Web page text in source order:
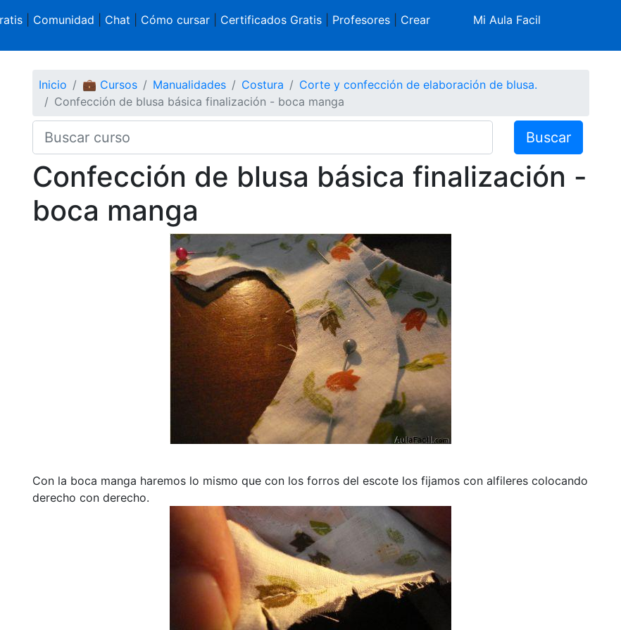
Comunidad Chat Cómo cursar| Certificados Gratis| Profesores| Crear
Mi Aula Facil
Inicio 💼 Cursos Manualidades Costura
Corte y confección de elaboración de blusa.
Confección de blusa básica finalización - boca manga
Buscar
Confección de blusa básica finalización -
boca manga
Con la boca manga haremos lo mismo que con los forros del escote los fijamos con alfileres colocando
derecho con derecho.